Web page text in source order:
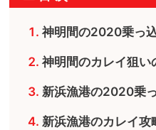
神明間の2020乗っ
神明間のカレイ狙い
新浜漁港の2020乗
新浜漁港のカレイ攻